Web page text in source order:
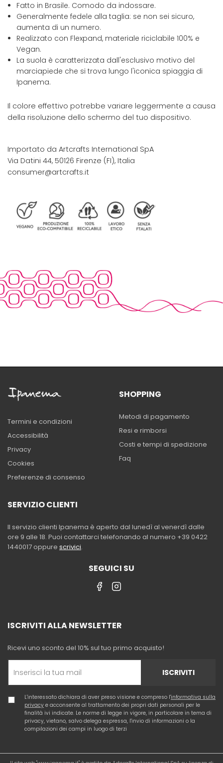
Fatto in Brasile. Comodo da indossare.
Generalmente fedele alla taglia: se non sei sicuro,
aumenta di un numero.
Realizzato con Flexpand, materiale riciclabile 100% e
Vegan.
La suola è caratterizzata dall'esclusivo motivo del
marciapiede che si trova lungo l'iconica spiaggia di
Ipanema.
Il colore effettivo potrebbe variare leggermente a causa
della risoluzione dello schermo del tuo dispositivo.
Importato da Artcrafts International SpA
Via Datini 44, 50126 Firenze (FI), Italia
consumer@artcrafts.it
Termini e condizioni
Accessibilità
Privacy
Cookies
Preferenze di consenso
SHOPPING
Metodi di pagamento
Resi e rimborsi
Costi e tempi di spedizione
Faq
SERVIZIO CLIENTI
Il servizio clienti Ipanema è aperto dal lunedì al venerdì dalle
ore 9 alle 18. Puoi contattarci telefonando al numero +39 0422
1440017 oppure scrivici.
SEGUICI SU
ISCRIVITI ALLA NEWSLETTER
Ricevi uno sconto del 10% sul tuo primo acquisto!
ISCRIVITI
L'interessato dichiara di aver preso visione e compreso l'informativa sulla
privacy e acconsente al trattamento dei propri dati personali per le
finalità ivi indicate. Le norme di legge in vigore, in particolare in tema di
privacy, vietano, salvo delega espressa, l'invio di informazioni o la
compilazioni dei campi in luogo di terzi